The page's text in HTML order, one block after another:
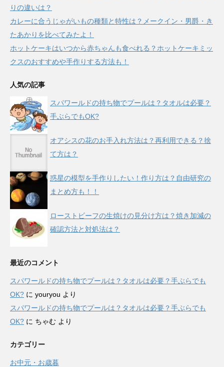
りの違いは？
カレーに合うじゃがいもの種類と特性は？メークイン・男爵・き
たあかりを比べてみたよ！
ホットケーキはいつから赤ちゃんも食べれる？ホットケーキミッ
クスのおすすめや手作りする方法も！
人気の記事
スパワールドの持ち物でプールは？タオルは必要？
手ぶらでもOK?
オアシスの花のお手入れ方法は？再利用できる？捨
て方は？
惑星の模型を手作りしたい！作り方は？自由研究の
まとめ方も！！
ローストビーフの生焼けの見分け方は？焼き加減の
確認方法と対処法は？
最近のコメント
スパワールドの持ち物でプールは？タオルは必要？手ぶらでも
OK? に youryou より
スパワールドの持ち物でプールは？タオルは必要？手ぶらでも
OK? に ちゃむ より
カテゴリー
お中元・お歳暮